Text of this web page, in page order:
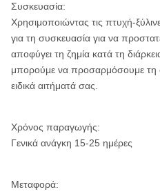
Συσκευασία:
Χρησιμοποιώντας τις πτυχή-
για τη συσκευασία για να
αποφύγει τη ζημία κατά τη
μπορούμε να προσαρμόσουμε τη
ειδικά αιτήματά σας.
Χρόνος παραγωγής:
Γενικά ανάγκη 15-25 ημέρες
Μεταφορά: